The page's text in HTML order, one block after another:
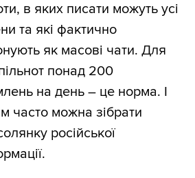
в яких писати можуть усі
та які фактично
як масові чати. Для
понад 200
на день – це норма. І
часто можна зібрати
російської